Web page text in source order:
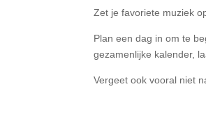
Zet je favoriete muziek
Plan een dag in om te
gezamenlijke kalender,
Vergeet ook vooral niet